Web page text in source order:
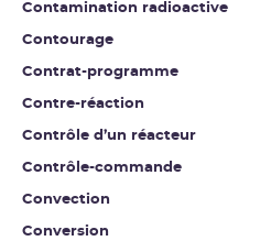
Contamination radioactive
Contourage
Contrat-programme
Contre-réaction
Contrôle d’un réacteur
Contrôle-commande
Convection
Conversion